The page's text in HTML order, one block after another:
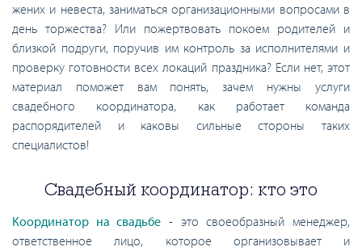
жених и невеста, заниматься организационными вопросами в
день торжества? Или пожертвовать покоем родителей и
близкой подруги, поручив им контроль за исполнителями и
проверку готовности всех локаций праздника? Если нет, этот
материал поможет вам понять, зачем нужны услуги
свадебного координатора, как работает команда
распорядителей и каковы сильные стороны таких
специалистов!
Свадебный координатор: кто это
Координатор на свадьбе - это своеобразный менеджер,
ответственное лицо, которое организовывает и